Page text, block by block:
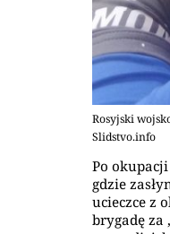
Rosyjski
Slidstvo.info
Po
gdzie
ucieczce z
brygadę za